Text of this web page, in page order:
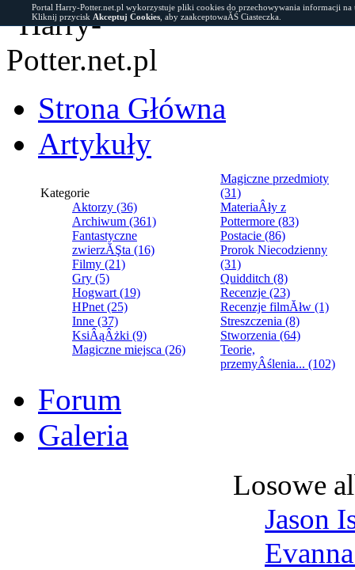
Strona Główna
Artykuły
Kategorie
Aktorzy (36)
Archiwum (361)
Fantastyczne
zwierzĂŞta (16)
Filmy (21)
Gry (5)
Hogwart (19)
HPnet (25)
Inne (37)
KsiÂąÂżki (9)
Magiczne miejsca (26)
Magiczne przedmioty
(31)
MateriaÂły z
Pottermore (83)
Postacie (86)
Prorok Niecodzienny
(31)
Quidditch (8)
Recenzje (23)
Recenzje filmĂłw (1)
Streszczenia (8)
Stworzenia (64)
Teorie,
przemyÂślenia... (102)
Forum
Galeria
Losowe
Jason
Portal Harry-Potter.net.pl wykorzystuje pliki cookies do przechowywania informacji
Kliknij przycisk Akceptuj Cookies , aby zaakceptowaĂŚ Ciasteczka.